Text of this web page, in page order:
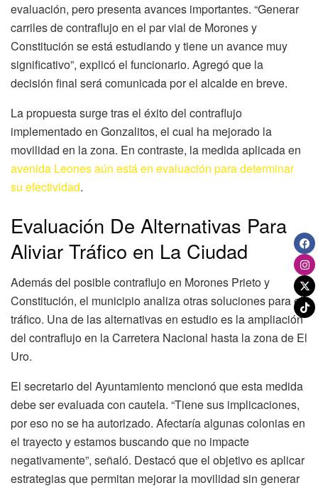
evaluación, pero presenta avances importantes. “Generar
carriles de contraflujo en el par vial de Morones y
Constitución se está estudiando y tiene un avance muy
significativo”, explicó el funcionario. Agregó que la
decisión final será comunicada por el alcalde en breve.
La propuesta surge tras el éxito del contraflujo
implementado en Gonzalitos, el cual ha mejorado la
movilidad en la zona. En contraste, la medida aplicada en
avenida Leones aún está en evaluación para determinar
su efectividad.
Evaluación De Alternativas Para
Aliviar Tráfico en La Ciudad
Además del posible contraflujo en Morones Prieto y
Constitución, el municipio analiza otras soluciones para el
tráfico. Una de las alternativas en estudio es la ampliación
del contraflujo en la Carretera Nacional hasta la zona de El
Uro.
El secretario del Ayuntamiento mencionó que esta medida
debe ser evaluada con cautela. “Tiene sus implicaciones,
por eso no se ha autorizado. Afectaría algunas colonias en
el trayecto y estamos buscando que no impacte
negativamente”, señaló. Destacó que el objetivo es aplicar
estrategias que permitan mejorar la movilidad sin generar